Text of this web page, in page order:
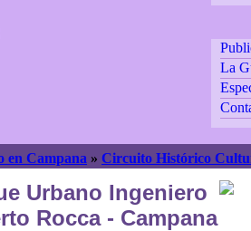
La
en Campana » Circuito Histórico
Urbano Ingeniero
Rocca - Campana